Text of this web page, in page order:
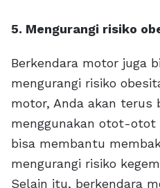
5. Mengurangi risiko
Berkendara motor juga
mengurangi risiko
motor, Anda akan terus
menggunakan otot-otot
bisa membantu
mengurangi risiko
Selain itu, berkendara